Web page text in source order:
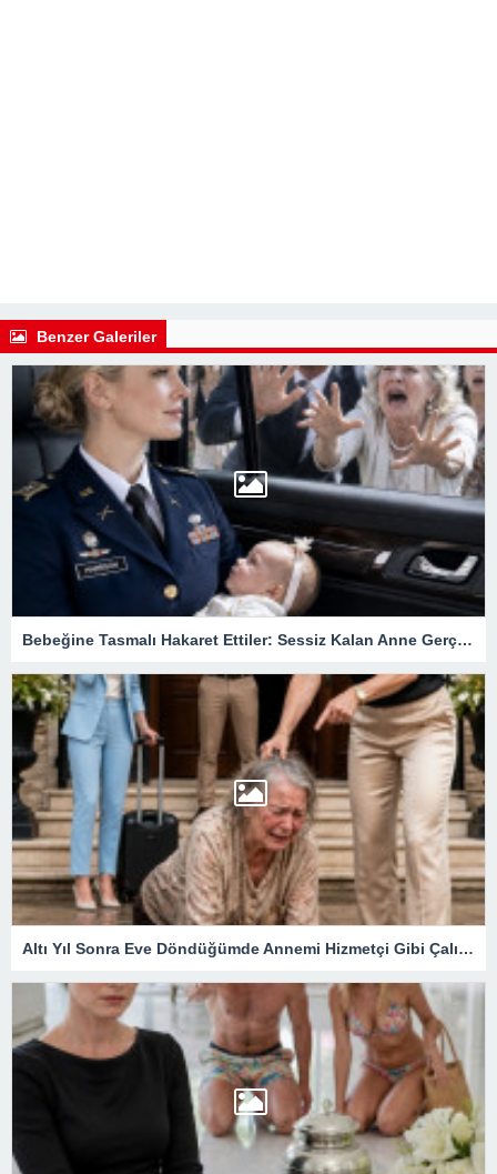
Benzer Galeriler
Bebeğine Tasmalı Hakaret Ettiler: Sessiz Kalan Anne Gerçek Kimliğini Açıklayınca Köşkteki Büyük Sır Ortaya Çıktı
Altı Yıl Sonra Eve Döndüğümde Annemi Hizmetçi Gibi Çalıştırıyorlardı: Tapunun Kime Ait Olduğunu Öğrenince Her Şey Değişti